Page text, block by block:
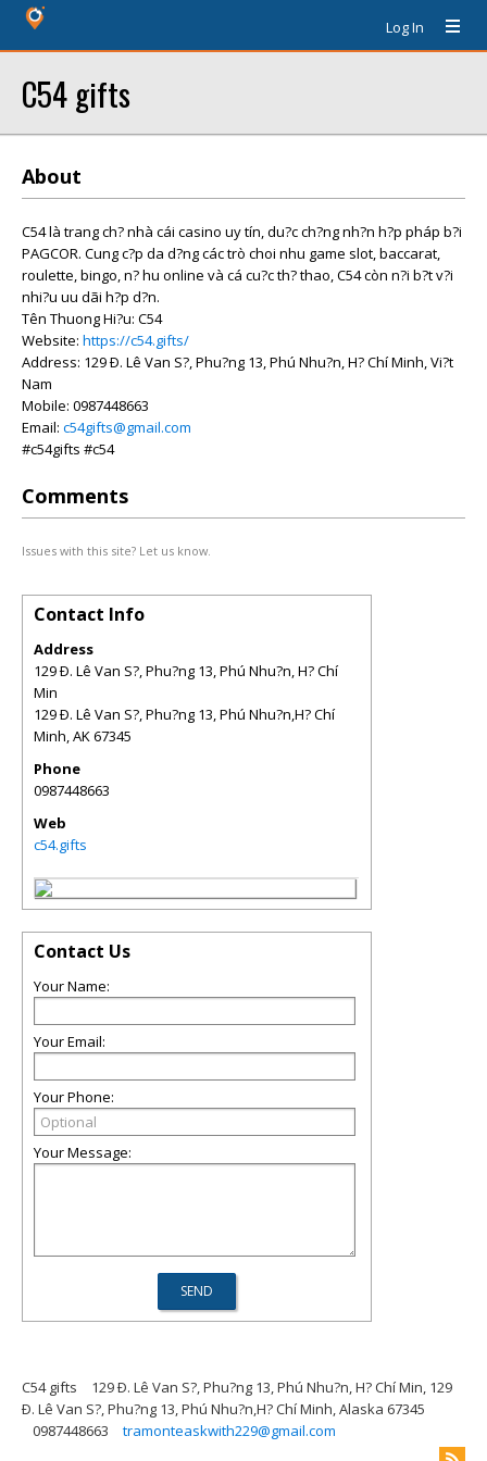
Log In
C54 gifts
About
C54 là trang ch? nhà cái casino uy tín, du?c ch?ng nh?n h?p pháp b?i
PAGCOR. Cung c?p da d?ng các trò choi nhu game slot, baccarat,
roulette, bingo, n? hu online và cá cu?c th? thao, C54 còn n?i b?t v?i
nhi?u uu dãi h?p d?n.
Tên Thuong Hi?u: C54
Website: https://c54.gifts/
Address: 129 Ð. Lê Van S?, Phu?ng 13, Phú Nhu?n, H? Chí Minh, Vi?t
Nam
Mobile: 0987448663
Email: c54gifts@gmail.com
#c54gifts #c54
Comments
Issues with this site? Let us know.
Contact Info
Address
129 Ð. Lê Van S?, Phu?ng 13, Phú Nhu?n, H? Chí
Min
129 Ð. Lê Van S?, Phu?ng 13, Phú Nhu?n,H? Chí
Minh,AK67345
Phone
0987448663
Web
c54.gifts
Contact Us
Your Name:
Your Email:
Your Phone:
Your Message:
C54 gifts
129 Ð. Lê Van S?, Phu?ng 13, Phú Nhu?n, H? Chí Min, 129
Ð. Lê Van S?, Phu?ng 13, Phú Nhu?n,H? Chí Minh, Alaska 67345
0987448663
tramonteaskwith229@gmail.com